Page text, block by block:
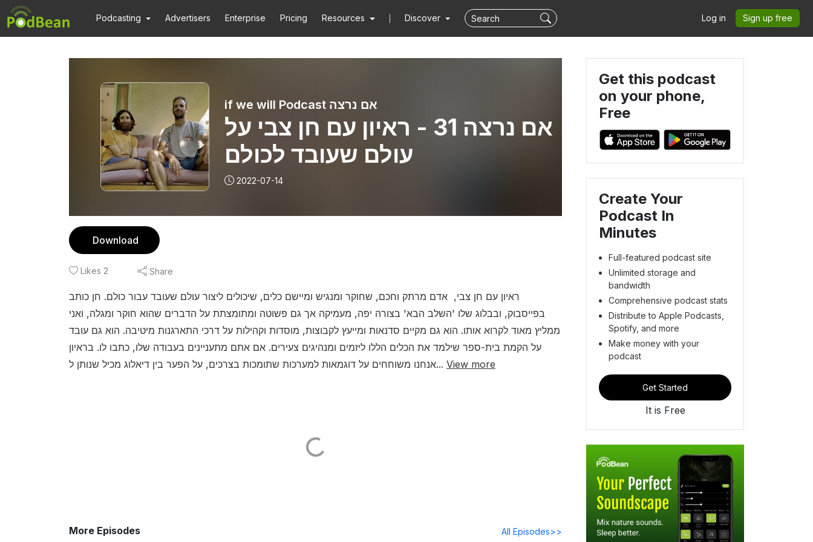
Podcasting Advertisers Enterprise Pricing Resources Discover Log in Sign up free
if we will Podcast אם נרצה
אם נרצה 31 - ראיון עם חן צבי על
עולם שעובד לכולם
2022-07-14
Download
Likes 2 Share
ראיון עם חן צבי, אדם מרתק וחכם, שחוקר ומנגיש ומיישם כלים, שיכולים ליצור עולם שעובד עבור כולם. חן כותב
בפייסבוק, ובבלוג שלו 'השלב הבא' בצורה יפה, מעמיקה אך גם פשוטה ומתומצתת על הדברים שהוא חוקר ומגלה, ואני
ממליץ מאוד לקרוא אותו. הוא גם מקיים סדנאות ומייעץ לקבוצות, מוסדות וקהילות על דרכי התארגנות מיטיבה. הוא גם עובד
על הקמת בית-ספר שילמד את הכלים הללו ליזמים ומנהיגים צעירים. אם אתם מתעניינים בעבודה שלו, כתבו לו. בראיון
אנחנו משוחחים על דוגמאות למערכות שתומכות בצרכים, על הפער בין דיאלוג מכיל שנותן ל... View more
More Episodes All Episodes>>
Get this podcast
on your phone,
Free
Create Your
Podcast In
Minutes
Full-featured podcast site
Unlimited storage and
bandwidth
Comprehensive podcast stats
Distribute to Apple Podcasts,
Spotify, and more
Make money with your
podcast
Get Started
It is Free